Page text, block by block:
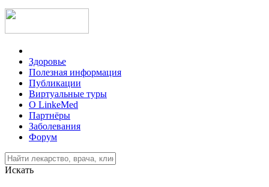
Здоровье
Полезная информация
Публикации
Виртуальные туры
О LinkeMed
Партнёры
Заболевания
Форум
Искать